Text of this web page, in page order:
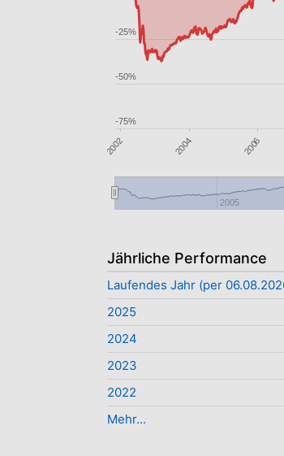
2002 2004 2006
2005
-75%
-50%
-25%
Jährliche Performance
Laufendes Jahr (per
2025
2024
2023
2022
Mehr...